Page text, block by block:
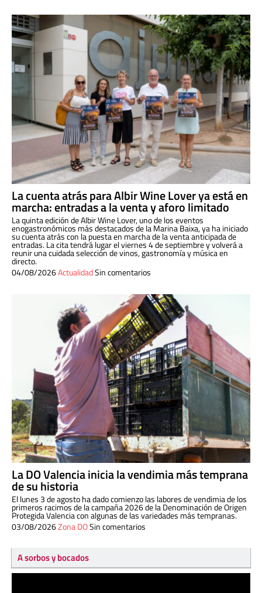
La cuenta atrás para Albir Wine Lover ya está en
marcha: entradas a la venta y aforo limitado
La quinta edición de Albir Wine Lover, uno de los eventos
enogastronómicos más destacados de la Marina Baixa, ya ha iniciado
su cuenta atrás con la puesta en marcha de la venta anticipada de
entradas. La cita tendrá lugar el viernes 4 de septiembre y volverá a
reunir una cuidada selección de vinos, gastronomía y música en
directo.
04/08/2026ActualidadSin comentarios
La DO Valencia inicia la vendimia más temprana
de su historia
El lunes 3 de agosto ha dado comienzo las labores de vendimia de los
primeros racimos de la campaña 2026 de la Denominación de Origen
Protegida Valencia con algunas de las variedades más tempranas.
03/08/2026Zona DOSin comentarios
A sorbos y bocados